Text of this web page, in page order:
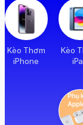
Kèo Thơm
iPhone
Kèo